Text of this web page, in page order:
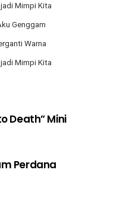
Mimpi Kita
Genggam
Warna
Mimpi Kita
Death” Mini
Perdana